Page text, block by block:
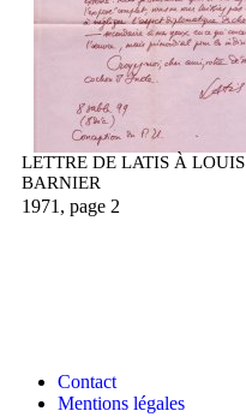
LETTRE DE LATIS À LOUIS
BARNIER
1971, page 2
Contact
Mentions légales